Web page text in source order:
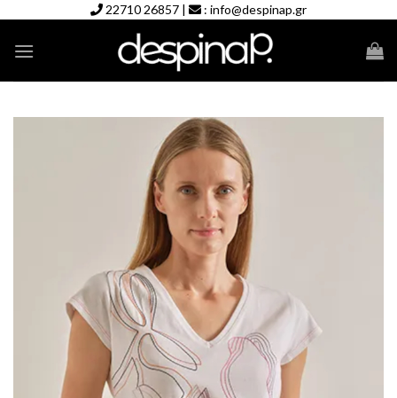
content
22710 26857 | : info@despinap.gr